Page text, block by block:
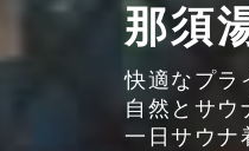
那須
快適なプラ
自然とサウ
一日サウナ